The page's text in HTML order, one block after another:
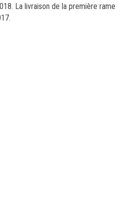
La livraison de la première rame